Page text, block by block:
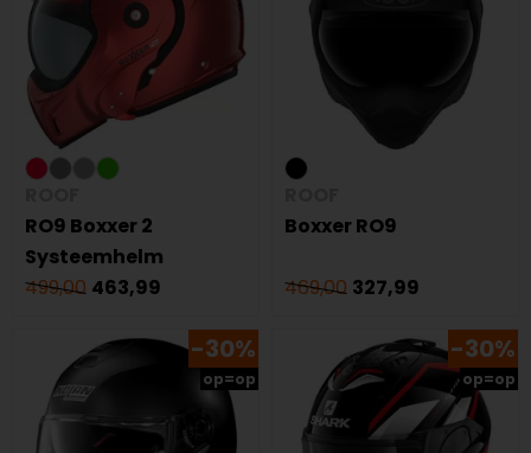
RO9 Boxxer 2
Systeemhelm
499,00 463,99
Boxxer RO9
469,00 327,99
-30%
op=op
-30%
op=op